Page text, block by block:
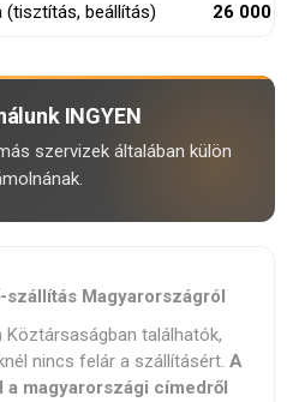
(tisztítás, beállítás) 26 000
INGYEN
szervizek általában külön
szállítás Magyarországról
Köztársaságban találhatók,
nincs felár a szállításért. A
a magyarországi címedről